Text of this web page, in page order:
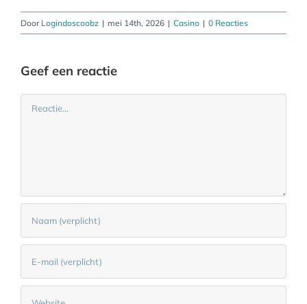
Door Logindoscoobz | mei 14th, 2026 | Casino | 0 Reacties
Geef een reactie
Reactie